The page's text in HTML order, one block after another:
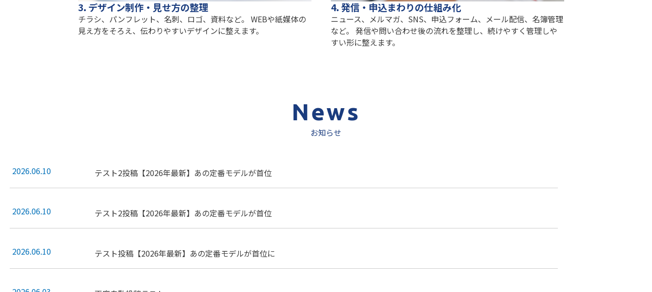
3. デザイン制作・見せ方の整理
チラシ、パンフレット、名刺、ロゴ、資料など。 WEBや紙媒体の
見え方をそろえ、伝わりやすいデザインに整えます。
4. 発信・申込まわりの仕組み化
ニュース、メルマガ、SNS、申込フォーム、メール配信、名簿管理
など。 発信や問い合わせ後の流れを整理し、続けやすく管理しや
すい形に整えます。
News
お知らせ
2026.06.10 テスト2投稿【2026年最新】あの定番モデルが首位
2026.06.10 テスト2投稿【2026年最新】あの定番モデルが首位
2026.06.10 テスト投稿【2026年最新】あの定番モデルが首位に